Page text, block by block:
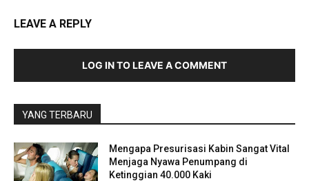
LEAVE A REPLY
LOG IN TO LEAVE A COMMENT
YANG TERBARU
Mengapa Presurisasi Kabin Sangat Vital
Menjaga Nyawa Penumpang di
Ketinggian 40.000 Kaki